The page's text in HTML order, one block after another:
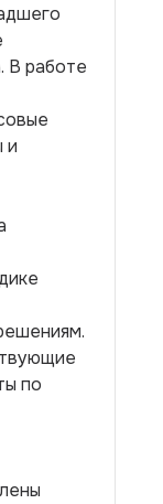
В работе
и
по